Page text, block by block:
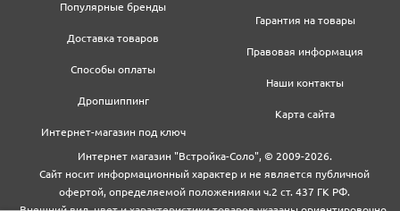
Популярные бренды
Доставка товаров
Способы оплаты
Дропшиппинг
Интернет-магазин под ключ
Гарантия на товары
Правовая информация
Наши контакты
Карта сайта
Интернет магазин "Встройка-Соло", © 2009-2026.
Сайт носит информационный характер и не является публичной
офертой, определяемой положениями ч.2 ст. 437 ГК РФ.